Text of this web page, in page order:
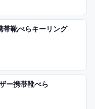
帯靴べらキーリング
ー携帯靴べら